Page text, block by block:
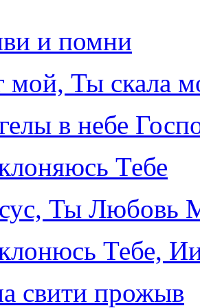
и помни
мой, Ты скала
в небе
Тебе
Ты Любовь
Тебе,
свити прожыв